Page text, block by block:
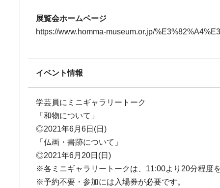
展覧会ホームページ
https://www.homma-museum.or.jp/
イベント情報
学芸員にミニギャラリートーク
「和物について」
◎2021年6月6日(日)
「仏画・書跡について」
◎2021年6月20日(日)
※各ミニギャラリートークは、11:00より20分程度
※予約不要・参加には入場券が必要です。